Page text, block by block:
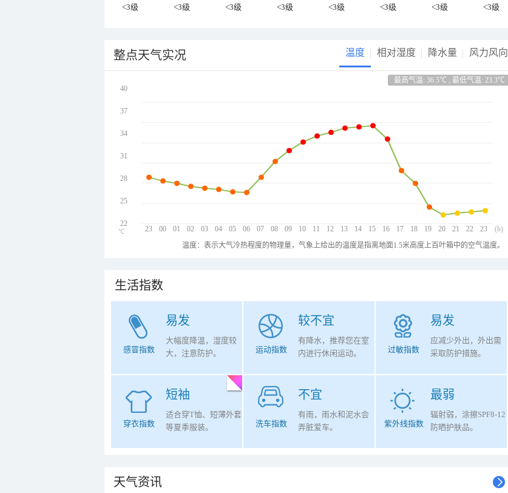
<3级
<3级 <3级 <3级 <3级 <3级 <3级 <3级
整点天气实况 温度 相对湿度 降水量 风力风向
最高气温: 36.5℃ , 最低气温: 23.3℃
23 00 01 02 03 04 05 06 07 08 09 10 11 12 13 14 15 16 17 18 19 20 21 22 23
40
37
34
31
28
25
22
(h)
℃
温度：表示大气冷热程度的物理量，气象上给出的温度是指离地面1.5米高度上百叶箱中的空气温度。
生活指数
易发
感冒指数
大幅度降温，湿度较
大，注意防护。
较不宜
运动指数
有降水，推荐您在室
内进行休闲运动。
易发
过敏指数
应减少外出，外出需
采取防护措施。
短袖
穿衣指数
适合穿T恤、短薄外套
等夏季服装。
不宜
洗车指数
有雨，雨水和泥水会
弄脏爱车。
最弱
紫外线指数
辐射弱，涂擦SPF8-12
防晒护肤品。
天气资讯